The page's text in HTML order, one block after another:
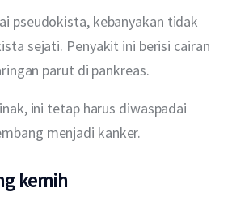
pseudokista, kebanyakan tidak
sejati. Penyakit ini berisi cairan
parut di pankreas.
ini tetap harus diwaspadai
menjadi kanker.
kemih